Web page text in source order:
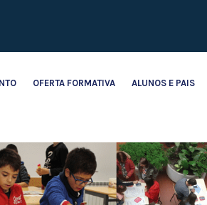
OFERTA FORMATIVA ALUNOS E PAIS